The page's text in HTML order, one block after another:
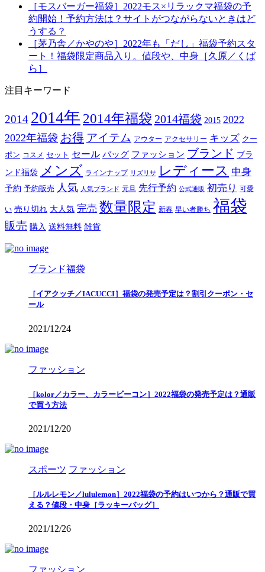
［モスバーガー福袋］2022モス×リラックマ福袋の予
約開始！予約方法は？サイトがつながらないときはど
うする？
［茅乃舎／かやのや］2022年も「だし」福袋予約スタ
ート！福袋限定商品入り。値段や、中身［久原／くば
ら］
注目キーワード
2014 2014年 2014年福袋 2014福袋 2015 2022
2022年福袋 お得 アイテム アウター アクセサリー キッズ クー
ポン コスメ セット セール バッグ ファッション ブランド ブラ
ンド福袋 メンズ ラインナップ リズリサ レディース 中身
予約 予約販売 人気 人気ブランド 元旦 先行予約 公式通販 初売り 可愛
い 売り切れ 大人気 完売 数量限定 新春 早い者勝ち 福袋
販売 購入 送料無料 雑貨
ブランド福袋
［イアクッチ／IACUCCI］福袋の発売予定は？割引クーポン・セ
ール
2021/12/24
ファッション
［kolor／カラー、カラービーコン］2022福袋の発売予定は？通販
で買う方法
2021/12/20
スポーツ ファッション
［ルルレモン／lululemon］2022福袋の予約はいつから？通販で買
える？値段・中身［ラッキーバッグ］
2021/12/26
ファッション